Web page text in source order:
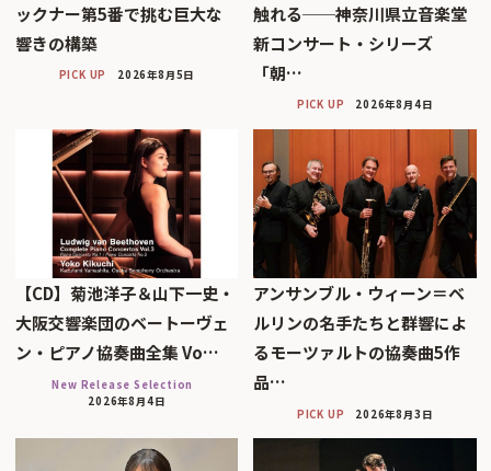
ックナー第5番で挑む巨大な
響きの構築
PICK UP 2026年8月5日
触れる──神奈川県立音楽堂
新コンサート・シリーズ
「朝…
PICK UP 2026年8月4日
【CD】菊池洋子＆山下一史・
大阪交響楽団のベートーヴェ
ン・ピアノ協奏曲全集 Vo…
New Release Selection
2026年8月4日
アンサンブル・ウィーン＝ベ
ルリンの名手たちと群響によ
るモーツァルトの協奏曲5作
品…
PICK UP 2026年8月3日